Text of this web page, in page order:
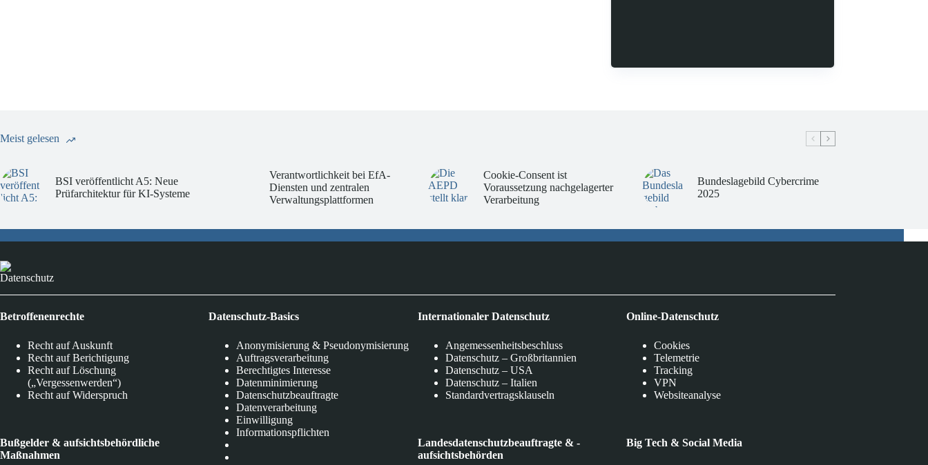
Meist gelesen
BSI veröffentlicht A5: Neue
Prüfarchitektur für KI-Systeme
Verantwortlichkeit bei EfA-
Diensten und zentralen
Verwaltungsplattformen
Cookie-Consent ist
Voraussetzung nachgelagerter
Verarbeitung
Bundeslagebild Cybercrime
2025
Datenschutz
Betroffenenrechte
Recht auf Auskunft
Recht auf Berichtigung
Recht auf Löschung
(„Vergessenwerden“)
Recht auf Widerspruch
Bußgelder & aufsichtsbehördliche
Maßnahmen
Datenschutz-Basics
Anonymisierung & Pseudonymisierung
Auftragsverarbeitung
Berechtigtes Interesse
Datenminimierung
Datenschutzbeauftragte
Datenverarbeitung
Einwilligung
Informationspflichten
Internationaler Datenschutz
Angemessenheitsbeschluss
Datenschutz – Großbritannien
Datenschutz – USA
Datenschutz – Italien
Standardvertragsklauseln
Landesdatenschutzbeauftragte & -
aufsichtsbehörden
Online-Datenschutz
Cookies
Telemetrie
Tracking
VPN
Websiteanalyse
Big Tech & Social Media